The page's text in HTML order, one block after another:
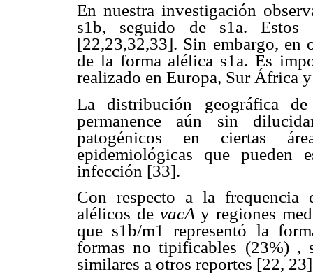
En nuestra investigación
s1b, seguido de s1a. Estos
[22,23,32,33]. Sin embargo, en
de la forma alélica s1a. Es
realizado en Europa, Sur África
La distribución geográfica
permanence aún sin
patogénicos en ciertas
epidemiológicas que pueden
infección [33].
Con respecto a la frequencia
alélicos de vacA y regiones
que s1b/m1 representó la
formas no tipificables (23%) ,
similares a otros reportes [22,